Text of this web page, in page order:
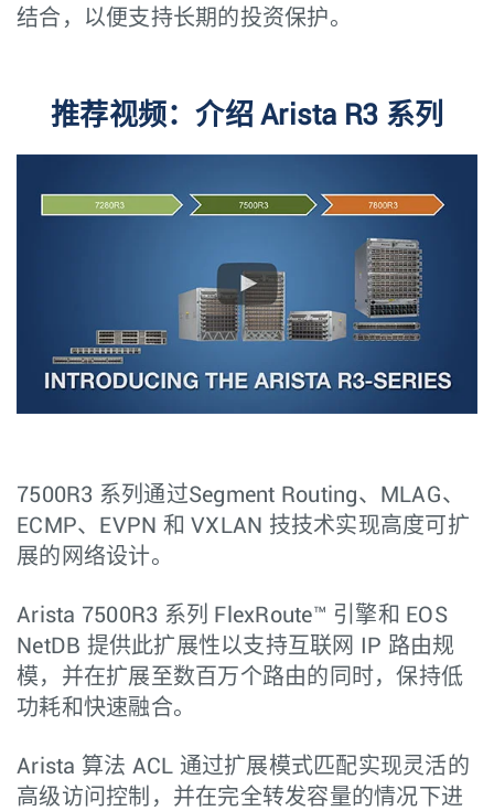
结合，以便支持长期的投资保护。
推荐视频：介绍 Arista R3 系列
7500R3 系列通过Segment Routing、MLAG、
ECMP、EVPN 和 VXLAN 技技术实现高度可扩
展的网络设计。
Arista 7500R3 系列 FlexRoute™ 引擎和 EOS
NetDB 提供此扩展性以支持互联网 IP 路由规
模，并在扩展至数百万个路由的同时，保持低
功耗和快速融合。
Arista 算法 ACL 通过扩展模式匹配实现灵活的
高级访问控制，并在完全转发容量的情况下进